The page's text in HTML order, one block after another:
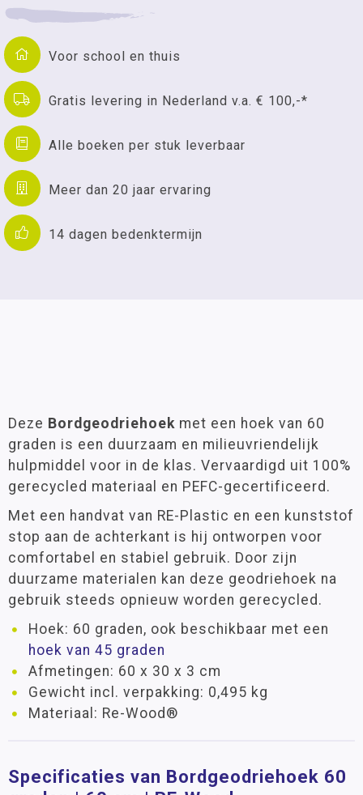
Voor school en thuis
Gratis levering in Nederland v.a. € 100,-*
Alle boeken per stuk leverbaar
Meer dan 20 jaar ervaring
14 dagen bedenktermijn
Deze Bordgeodriehoek met een hoek van 60
graden is een duurzaam en milieuvriendelijk
hulpmiddel voor in de klas. Vervaardigd uit 100%
gerecycled materiaal en PEFC-gecertificeerd.
Met een handvat van RE-Plastic en een kunststof
stop aan de achterkant is hij ontworpen voor
comfortabel en stabiel gebruik. Door zijn
duurzame materialen kan deze geodriehoek na
gebruik steeds opnieuw worden gerecycled.
Hoek: 60 graden, ook beschikbaar met een
hoek van 45 graden
Afmetingen: 60 x 30 x 3 cm
Gewicht incl. verpakking: 0,495 kg
Materiaal: Re-Wood®
Specificaties van Bordgeodriehoek 60